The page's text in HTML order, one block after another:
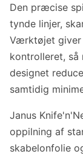
Den præcise
tynde linjer,
Værktøjet giver
kontrolleret,
designet
samtidig
Janus
oppilning af
skabelonfolie